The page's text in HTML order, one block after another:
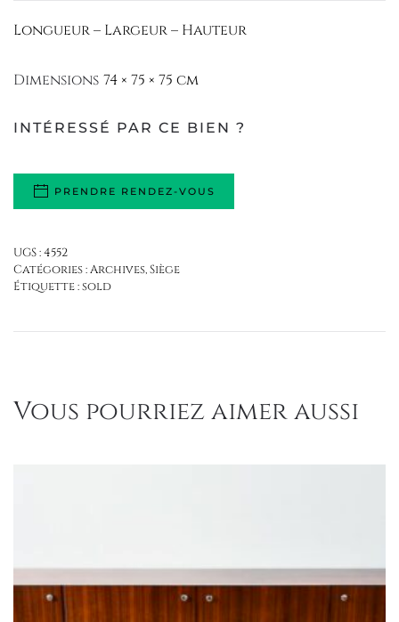
Longueur – Largeur – Hauteur
Dimensions 74 × 75 × 75 cm
INTÉRESSÉ PAR CE BIEN ?
PRENDRE RENDEZ-VOUS
UGS :4552
Catégories :Archives,Siège
Étiquette :sold
Vous pourriez aimer aussi